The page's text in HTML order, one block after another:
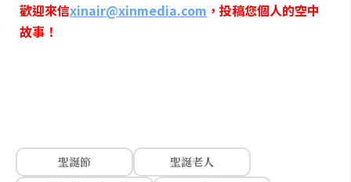
歡迎來信xinair@xinmedia.com ，投稿您個人的空中
故事！
聖誕節
聖誕老人